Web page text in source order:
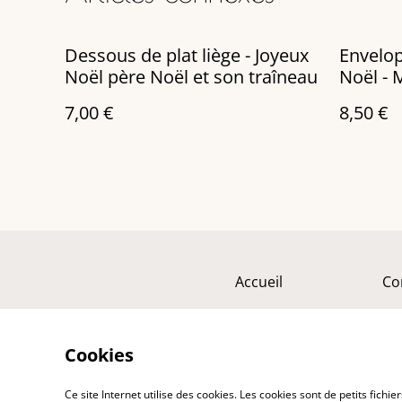
Dessous de plat liège - Joyeux
Noël père Noël et son traîneau
7,00 €
Noël -
8,50 €
Accueil
Cookies
Ce site Internet utilise des cookies. Les cookies sont de petits